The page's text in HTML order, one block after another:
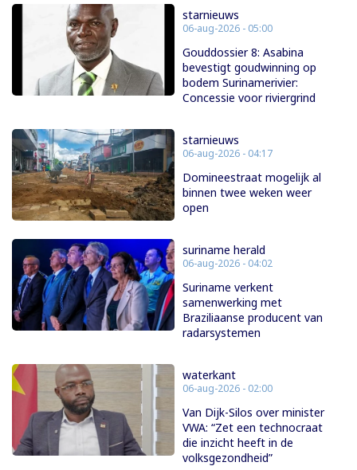
starnieuws
06-aug-2026 - 05:00
Gouddossier 8: Asabina
bevestigt goudwinning op
bodem Surinamerivier:
Concessie voor riviergrind
starnieuws
06-aug-2026 - 04:17
Domineestraat mogelijk al
binnen twee weken weer
open
suriname herald
06-aug-2026 - 04:02
Suriname verkent
samenwerking met
Braziliaanse producent van
radarsystemen
waterkant
06-aug-2026 - 02:00
Van Dijk-Silos over minister
VWA: “Zet een technocraat
die inzicht heeft in de
volksgezondheid”